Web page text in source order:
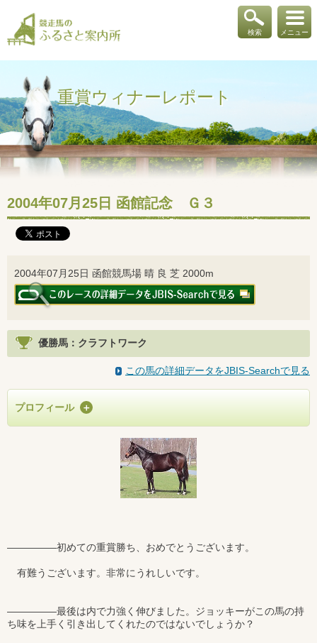
メニュー
検索
重賞ウィナーレポート
2004年07月25日 函館記念 Ｇ３
2004年07月25日 函館競馬場 晴 良 芝 2000m
優勝馬：クラフトワーク
この馬の詳細データをJBIS-Searchで見る
プロフィール
―――――初めての重賞勝ち、おめでとうございます。
有難うございます。非常にうれしいです。
―――――最後は内で力強く伸びました。ジョッキーがこの馬の持
ち味を上手く引き出してくれたのではないでしょうか？